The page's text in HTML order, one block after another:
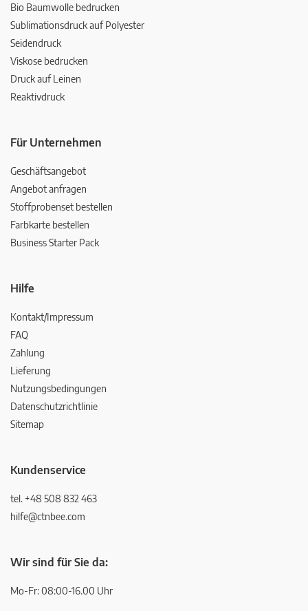
Bio Baumwolle bedrucken
Sublimationsdruck auf Polyester
Seidendruck
Viskose bedrucken
Druck auf Leinen
Reaktivdruck
Für Unternehmen
Geschäftsangebot
Angebot anfragen
Stoffprobenset bestellen
Farbkarte bestellen
Business Starter Pack
Hilfe
Kontakt/Impressum
FAQ
Zahlung
Lieferung
Nutzungsbedingungen
Datenschutzrichtlinie
Sitemap
Kundenservice
tel. +48 508 832 463
hilfe@ctnbee.com
Wir sind für Sie da:
Mo-Fr: 08:00-16.00 Uhr